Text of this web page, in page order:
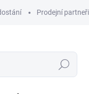
Prodejní partneři
Hledat